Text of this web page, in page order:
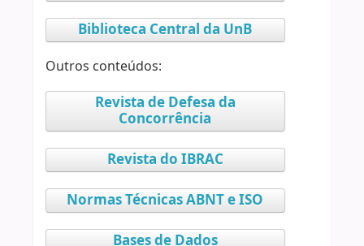
Biblioteca Central da UnB
Outros conteúdos:
Revista de Defesa da
Concorrência
Revista do IBRAC
Normas Técnicas ABNT e ISO
Bases de Dados